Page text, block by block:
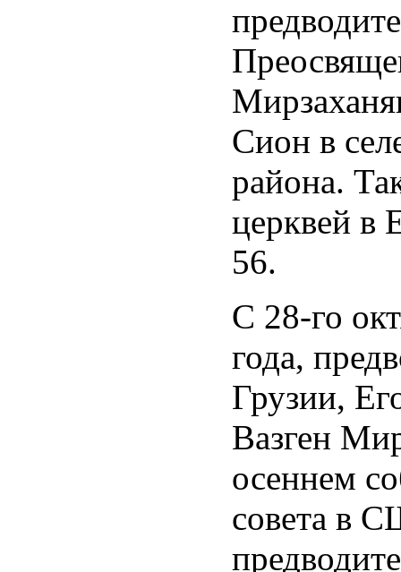
Сион в
района.
церквей в
56.
С 28-го
года,
Грузии,
Вазген
осеннем
совета в